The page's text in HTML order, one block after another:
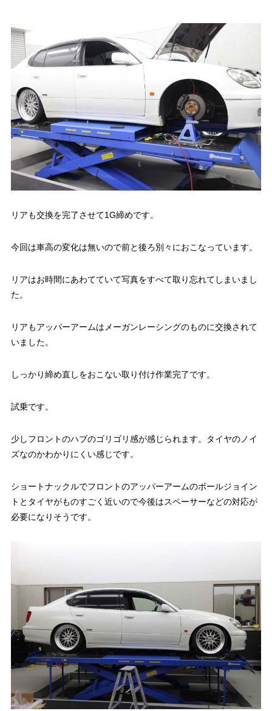
リアも交換を完了させて1G締めです。
今回は車高の変化は無いので前と後ろ別々におこなっています。
リアはお時間にあわてていて写真をすべて取り忘れてしまいまし
た。
リアもアッパーアームはメーガンレーシングのものに交換されて
いました。
しっかり締め直しをおこない取り付け作業完了です。
試乗です。
少しフロントのハブのゴリゴリ感が感じられます。タイヤのノイ
ズなのかわかりにくい感じです。
ショートナックルでフロントのアッパーアームのボールジョイン
トとタイヤがものすごく近いので今後はスペーサーなどの対応が
必要になりそうです。